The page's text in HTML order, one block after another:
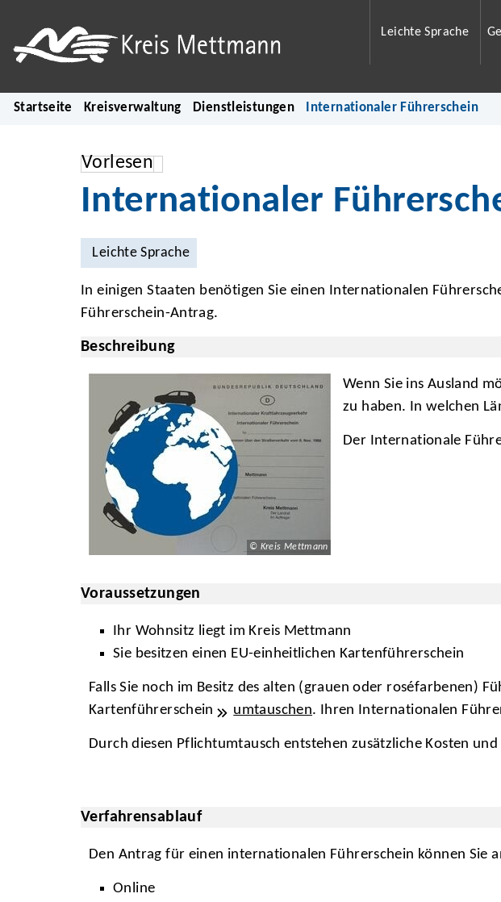
Leichte Sprache
Startseite Kreisverwaltung Dienstleistungen Internationaler Führerschein
Vorlesen
Internationaler
Leichte Sprache
In einigen Staaten benötigen Sie einen Internationalen
Führerschein-Antrag.
Beschreibung
© Kreis Mettmann
Wenn Sie ins Ausland
zu haben. In welchen
Der Internationale
Voraussetzungen
Ihr Wohnsitz liegt im Kreis Mettmann
Sie besitzen einen EU-einheitlichen Kartenführerschein
Falls Sie noch im Besitz des alten (grauen oder roséfarbenen)
Kartenführerschein
umtauschen. Ihren Internationalen
Durch diesen Pflichtumtausch entstehen zusätzliche Kosten
Verfahrensablauf
Den Antrag für einen internationalen Führerschein können Sie
Online